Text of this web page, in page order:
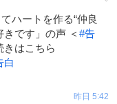
ド
を
消
てハートを作る“仲良
きです」の声 ＜#告
はこちら
白
昨日 5:42